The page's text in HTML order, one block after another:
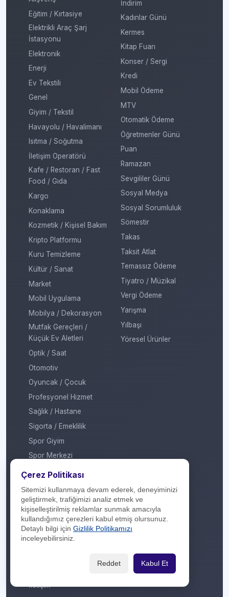
Eğitim / Kırtasiye
Elektrikli Araç Şarj
İstasyonu
Elektronik
Enerji
Ev Tekstili
Genel
Giyim / Tekstil
Havayolu / Havalimanı
Isıtma / Soğutma
İletişim Operatörü
Kafe / Restoran / Fast
Food / Gıda
Kargo
Konaklama
Kozmetik / Kişisel Bakım
Kripto Platformu
Kuru Temizleme
Kültür / Sanat
Market
Mobil Uygulama
Mobilya / Dekorasyon
Mutfak Gereçleri /
Küçük Ev Aletleri
Optik / Saat
Otomotiv
Oyuncak / Çocuk
Profesyonel Hizmet
Sağlık / Hastane
Sigorta / Emeklilik
Spor Giyim
Spor Merkezi
Tasarım
Ulaşım
Veteriner / Pet Shop
Yapı Marketi
Yurt Dışı / Duty Free
İndirim
Kadınlar Günü
Kermes
Kitap Fuarı
Konser / Sergi
Kredi
Mobil Ödeme
MTV
Otomatik Ödeme
Öğretmenler Günü
Puan
Ramazan
Sevgililer Günü
Sosyal Medya
Sosyal Sorumluluk
Sömestir
Takas
Taksit Atlat
Temassız Ödeme
Tiyatro / Müzikal
Vergi Ödeme
Yarışma
Yılbaşı
Yöresel Ürünler
İletişim
Çerez Politikası
Sitemizi kullanmaya devam ederek, deneyiminizi
geliştirmek, trafiğimizi analiz etmek ve
kişiselleştirilmiş reklamlar sunmak amacıyla
kullandığımız çerezleri kabul etmiş olursunuz.
Detaylı bilgi için Gizlilik Politikamızı
inceleyebilirsiniz.
Reddet Kabul Et